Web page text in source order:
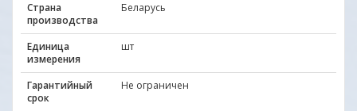
Страна
производства
Беларусь
Единица
измерения
шт
Гарантийный
срок
Не ограничен